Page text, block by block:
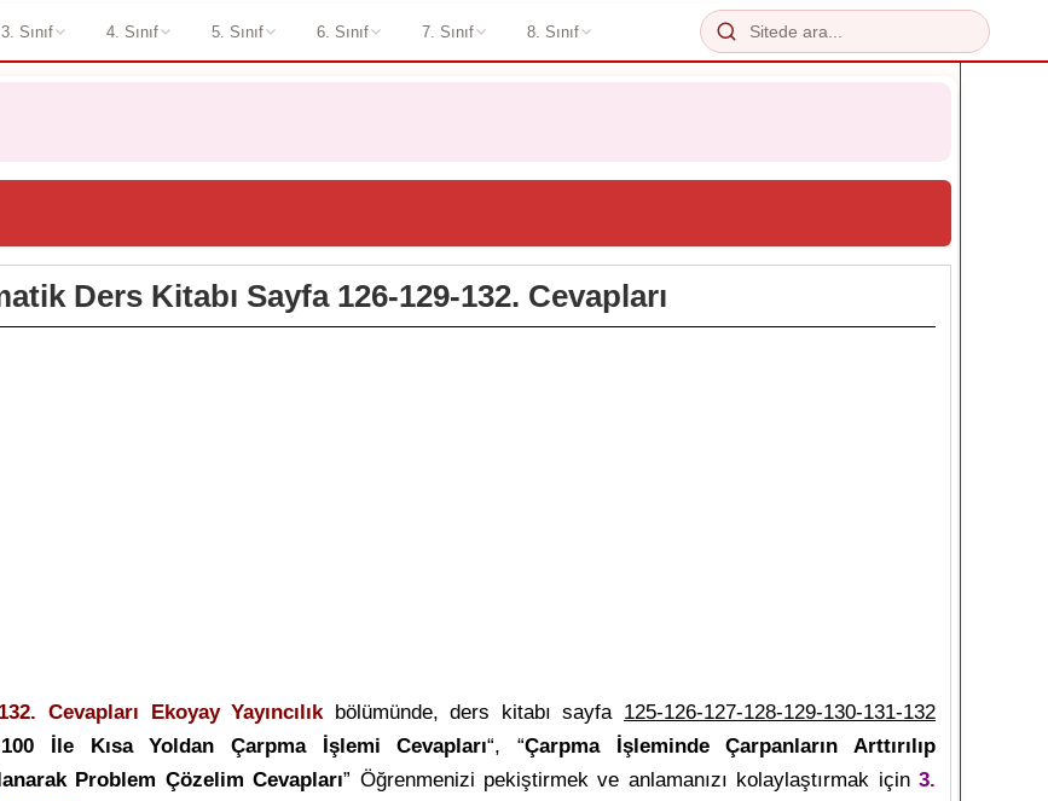
3. Sınıf 4. Sınıf 5. Sınıf 6. Sınıf 7. Sınıf 8. Sınıf
Ders Kitabı Sayfa 126-129-132. Cevapları
Cevapları Ekoyay Yayıncılıkbölümünde, ders kitabı sayfa 125-126-127-128-129-130-131-132
İle Kısa Yoldan Çarpma İşlemi Cevapları“, “Çarpma İşleminde Çarpanların Arttırılıp
Problem Çözelim Cevapları” Öğrenmenizi pekiştirmek ve anlamanızı kolaylaştırmak için3.